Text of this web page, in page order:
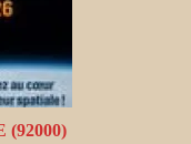
(92000)